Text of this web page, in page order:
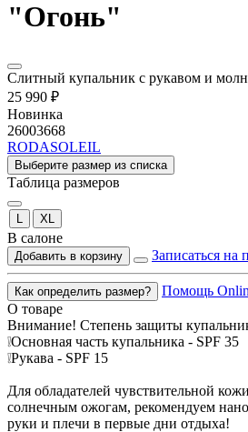
"Огонь"
Слитный купальник с рукавом и
25 990 ₽
Новинка
26003668
RODASOLEIL
Выберите размер из списка
Таблица размеров
XL
В салоне
Добавить в корзину Записаться на
Как определить размер?
Помощь
О товаре
Внимание! Степень защиты
❕Основная часть купальника - SPF 35
❕Рукава - SPF 15
Для обладателей чувствительной
солнечным ожогам, рекомендуем
руки и плечи в первые дни отдыха!